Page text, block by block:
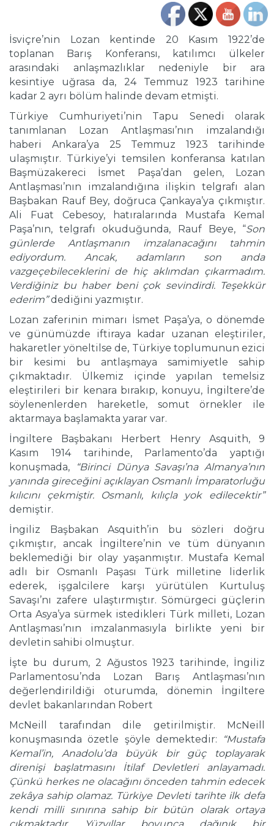
İsviçre’nin Lozan kentinde 20 Kasım 1922’de
toplanan Barış Konferansı, katılımcı ülkeler
arasındaki anlaşmazlıklar nedeniyle bir ara
kesintiye uğrasa da, 24 Temmuz 1923 tarihine
kadar 2 ayrı bölüm halinde devam etmişti.
Türkiye Cumhuriyeti’nin Tapu Senedi olarak
tanımlanan Lozan Antlaşması’nın imzalandığı
haberi Ankara’ya 25 Temmuz 1923 tarihinde
ulaşmıştır. Türkiye’yi temsilen konferansa katılan
Başmüzakereci İsmet Paşa’dan gelen, Lozan
Antlaşması’nın imzalandığına ilişkin telgrafı alan
Başbakan Rauf Bey, doğruca Çankaya’ya çıkmıştır.
Ali Fuat Cebesoy, hatıralarında Mustafa Kemal
Paşa’nın, telgrafı okuduğunda, Rauf Beye, “Son
günlerde Antlaşmanın imzalanacağını tahmin
ediyordum. Ancak, adamların son anda
vazgeçebileceklerini de hiç aklımdan çıkarmadım.
Verdiğiniz bu haber beni çok sevindirdi. Teşekkür
ederim”dediğini yazmıştır.
Lozan zaferinin mimarı İsmet Paşa’ya, o dönemde
ve günümüzde iftiraya kadar uzanan eleştiriler,
hakaretler yöneltilse de, Türkiye toplumunun ezici
bir kesimi bu antlaşmaya samimiyetle sahip
çıkmaktadır. Ülkemiz içinde yapılan temelsiz
eleştirileri bir kenara bırakıp, konuyu, İngiltere’de
söylenenlerden hareketle, somut örnekler ile
aktarmaya başlamakta yarar var.
İngiltere Başbakanı Herbert Henry Asquith, 9
Kasım 1914 tarihinde, Parlamento’da yaptığı
konuşmada,
“Birinci Dünya Savaşı’na Almanya’nın
yanında gireceğini açıklayan Osmanlı İmparatorluğu
kılıcını çekmiştir. Osmanlı, kılıçla yok edilecektir”
demiştir.
İngiliz Başbakan Asquith’in bu sözleri doğru
çıkmıştır, ancak İngiltere’nin ve tüm dünyanın
beklemediği bir olay yaşanmıştır. Mustafa Kemal
adlı bir Osmanlı Paşası Türk milletine liderlik
ederek, işgalcilere karşı yürütülen Kurtuluş
Savaşı’nı zafere ulaştırmıştır. Sömürgeci güçlerin
Orta Asya’ya sürmek istedikleri Türk milleti, Lozan
Antlaşması’nın imzalanmasıyla birlikte yeni bir
devletin sahibi olmuştur.
İşte bu durum, 2 Ağustos 1923 tarihinde, İngiliz
Parlamentosu’nda Lozan Barış Antlaşması’nın
değerlendirildiği oturumda, dönemin İngiltere
devlet bakanlarından Robert
McNeill tarafından dile getirilmiştir. McNeill
konuşmasında özetle şöyle demektedir:
“Mustafa
Kemal’in, Anadolu’da büyük bir güç toplayarak
direnişi başlatmasını İtilaf Devletleri anlayamadı.
Çünkü herkes ne olacağını önceden tahmin edecek
zekâya sahip olamaz. Türkiye Devleti tarihte ilk defa
kendi milli sınırına sahip bir bütün olarak ortaya